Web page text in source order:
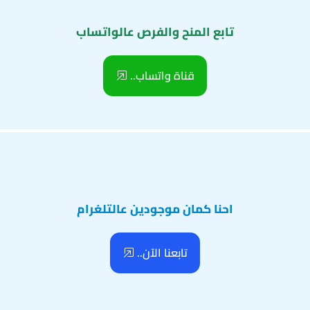
تابع المنح والفرص عالواتساب
قناة واتساب..
احنا كمان موجودين عالتلغرام
تابعنا الآن..